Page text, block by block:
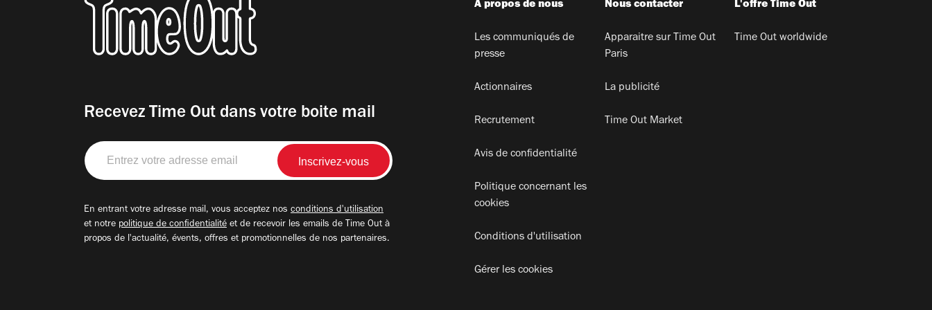
Recevez Time Out dans votre boite mail
Entrez
votre
adresse
En entrant votre adresse mail, vous acceptez nos conditions d'utilisation
et notre politique de confidentialité et de recevoir les emails de Time Out à
propos de l'actualité, évents, offres et promotionnelles de nos partenaires.
A propos de nous
Les communiqués de
presse
Actionnaires
Recrutement
Avis de confidentialité
Politique concernant les
cookies
Conditions d'utilisation
Gérer les cookies
Nous contacter
Apparaitre sur Time Out
Paris
La publicité
Time Out Market
L'offre Time Out
Time Out worldwide